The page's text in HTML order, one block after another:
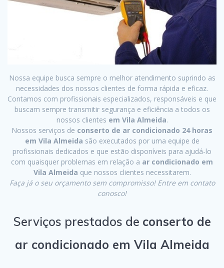
Nossa equipe busca sempre o melhor atendimento suprindo as
necessidades dos nossos clientes de forma rápida e eficaz.
Contamos com profissionais especializados, responsáveis e que
buscam sempre transmitir segurança e eficiência a todos os
nossos clientes em Vila Almeida.
Nossos serviços de conserto de ar condicionado 24 horas
em Vila Almeida são executados por uma equipe de
profissionais dedicados e que estão disponíveis para ajudá-lo
com quaisquer problemas em relação a ar condicionado em
Vila Almeida que nossos clientes necessitarem.
Faça já o seu orçamento sem compromisso! Entre em contato
conosco!
Serviços prestados de conserto de
ar condicionado em Vila Almeida